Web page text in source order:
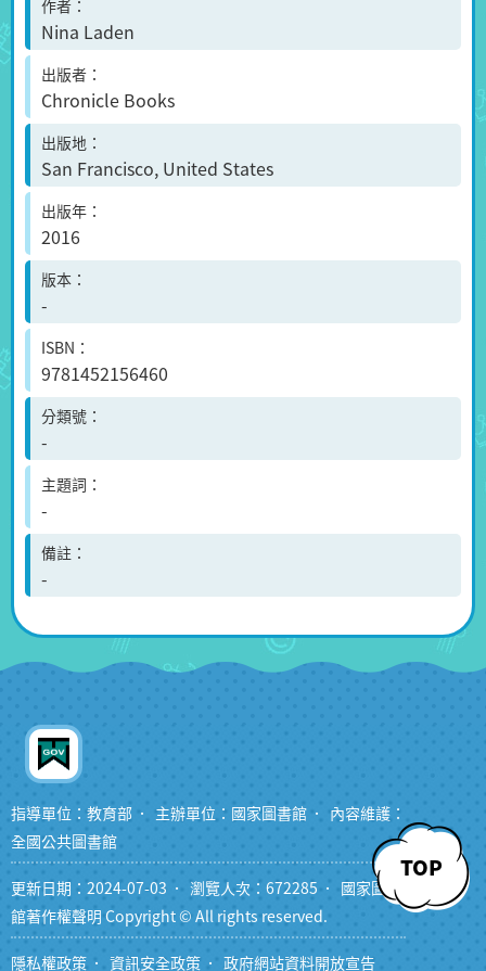
作者
Nina Laden
出版者
Chronicle Books
出版地
San Francisco, United States
出版年
2016
版本
-
ISBN
9781452156460
分類號
-
主題詞
-
備註
-
TOP
指導單位：教育部 主辦單位：國家圖書館
內容維護：
全國公共圖書館
更新日期：2024-07-03 瀏覽人次：672285
國家圖書
館著作權聲明 Copyright © All rights reserved.
隱私權政策 資訊安全政策 政府網站資料開放宣告